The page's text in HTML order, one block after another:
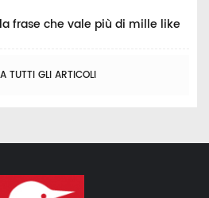
frase che vale più di mille like
TUTTI GLI ARTICOLI